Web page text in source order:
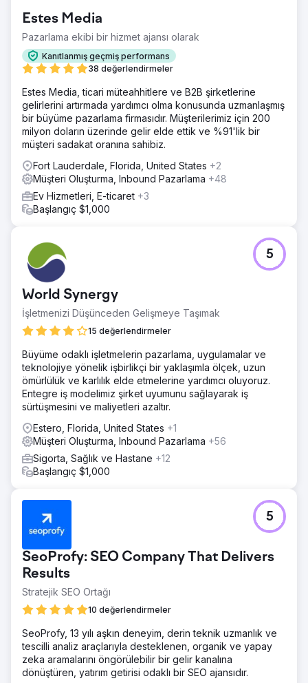
Estes Media
Pazarlama ekibi bir hizmet ajansı olarak
Kanıtlanmış geçmiş performans
38 değerlendirmeler
Estes Media, ticari müteahhitlere ve B2B şirketlerine
gelirlerini artırmada yardımcı olma konusunda uzmanlaşmış
bir büyüme pazarlama firmasıdır. Müşterilerimiz için 200
milyon doların üzerinde gelir elde ettik ve %91'lik bir
müşteri sadakat oranına sahibiz.
Fort Lauderdale, Florida, United States +2
Müşteri Oluşturma, Inbound Pazarlama +48
Ev Hizmetleri, E-ticaret +3
Başlangıç $1,000
World Synergy
İşletmenizi Düşünceden Gelişmeye Taşımak
15 değerlendirmeler
5
Büyüme odaklı işletmelerin pazarlama, uygulamalar ve
teknolojiye yönelik işbirlikçi bir yaklaşımla ölçek, uzun
ömürlülük ve karlılık elde etmelerine yardımcı oluyoruz.
Entegre iş modelimiz şirket uyumunu sağlayarak iş
sürtüşmesini ve maliyetleri azaltır.
Estero, Florida, United States +1
Müşteri Oluşturma, Inbound Pazarlama +56
Sigorta, Sağlık ve Hastane +12
Başlangıç $1,000
SeoProfy: SEO Company That Delivers
Results
Stratejik SEO Ortağı
10 değerlendirmeler
5
SeoProfy, 13 yılı aşkın deneyim, derin teknik uzmanlık ve
tescilli analiz araçlarıyla desteklenen, organik ve yapay
zeka aramalarını öngörülebilir bir gelir kanalına
dönüştüren, yatırım getirisi odaklı bir SEO ajansıdır.